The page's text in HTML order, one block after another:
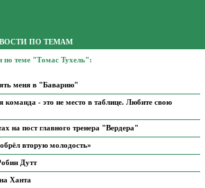
ПО ТЕМАМ
по теме "Томас Тухель":
меня в "Баварию"
- это не место в таблице. Любите свою
на пост главного тренера "Вердера"
вторую молодость»
Дутт
Ханта